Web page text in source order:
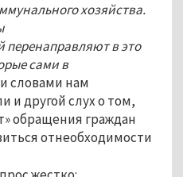
хозяйства.
в это
сами в
словами нам
и другой слух о том,
обращения граждан
отнеобходимости